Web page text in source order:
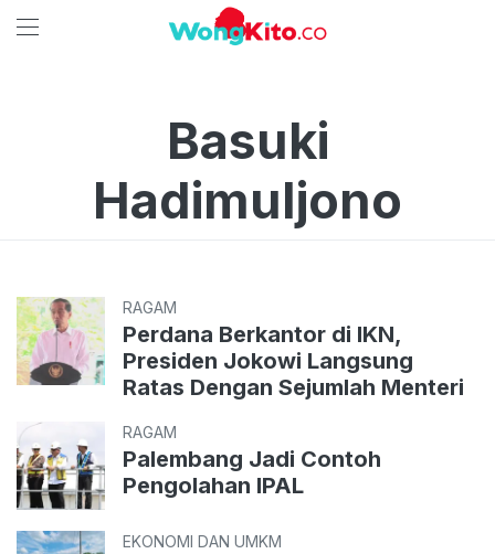
Basuki
Hadimuljono
RAGAM
Perdana Berkantor di IKN,
Presiden Jokowi Langsung
Ratas Dengan Sejumlah Menteri
RAGAM
Palembang Jadi Contoh
Pengolahan IPAL
EKONOMI DAN UMKM